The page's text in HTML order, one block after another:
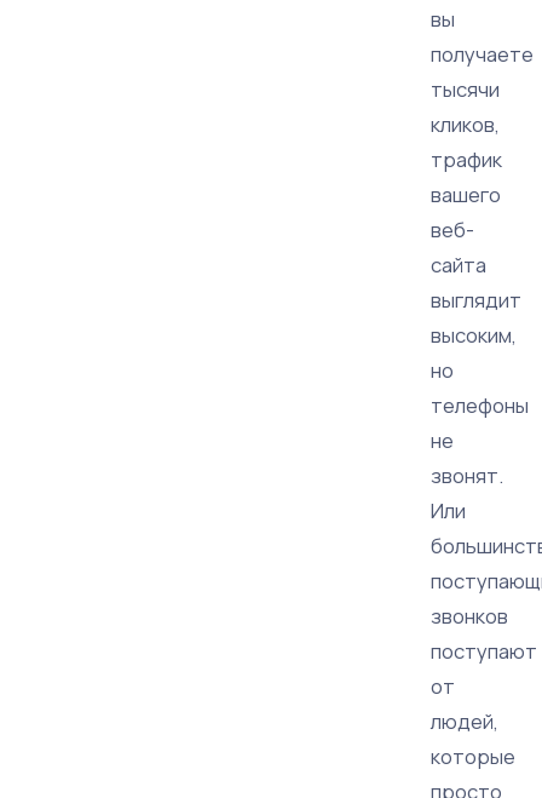
вы
получаете
тысячи
кликов,
трафик
вашего
веб-
сайта
выглядит
высоким,
но
телефоны
не
звонят.
Или
звонков
поступают
от
людей,
которые
просто